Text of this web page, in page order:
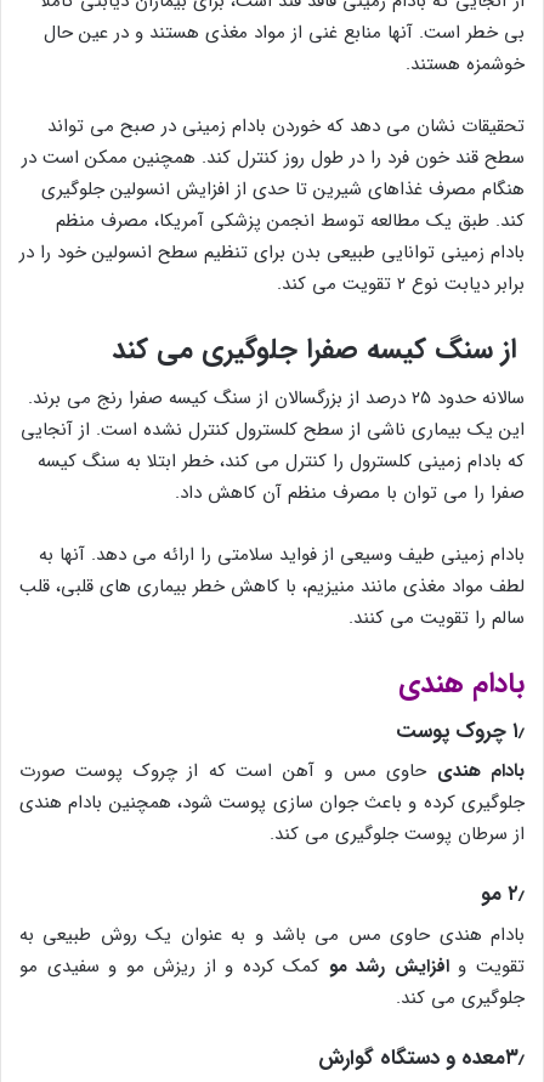
بی خطر است. آنها منابع غنی از مواد مغذی هستند و در عین حال
خوشمزه هستند.
تحقیقات نشان می دهد که خوردن بادام زمینی در صبح می تواند
سطح قند خون فرد را در طول روز کنترل کند. همچنین ممکن است در
هنگام مصرف غذاهای شیرین تا حدی از افزایش انسولین جلوگیری
کند. طبق یک مطالعه توسط انجمن پزشکی آمریکا، مصرف منظم
بادام زمینی توانایی طبیعی بدن برای تنظیم سطح انسولین خود را در
برابر دیابت نوع ۲ تقویت می کند.
از سنگ کیسه صفرا جلوگیری می کند
سالانه حدود ۲۵ درصد از بزرگسالان از سنگ کیسه صفرا رنج می برند.
این یک بیماری ناشی از سطح کلسترول کنترل نشده است. از آنجایی
که بادام زمینی کلسترول را کنترل می کند، خطر ابتلا به سنگ کیسه
صفرا را می توان با مصرف منظم آن کاهش داد.
بادام زمینی طیف وسیعی از فواید سلامتی را ارائه می دهد. آنها به
لطف مواد مغذی مانند منیزیم، با کاهش خطر بیماری های قلبی، قلب
سالم را تقویت می کنند.
بادام هندی
۱٫ چروک پوست
بادام هندی حاوی مس و آهن است که از چروک پوست صورت
جلوگیری کرده و باعث جوان سازی پوست شود، همچنین بادام هندی
از سرطان پوست جلوگیری می کند.
۲٫ مو
بادام هندی حاوی مس می باشد و به عنوان یک روش طبیعی به
تقویت وافزایش رشد مو کمک کرده و از ریزش مو و سفیدی مو
جلوگیری می کند.
۳٫معده و دستگاه گوارش